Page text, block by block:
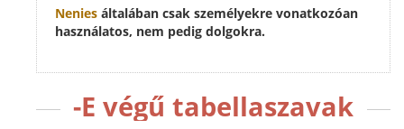
Nenies általában csak személyekre vonatkozóan
használatos, nem pedig dolgokra.
-E végű tabellaszavak